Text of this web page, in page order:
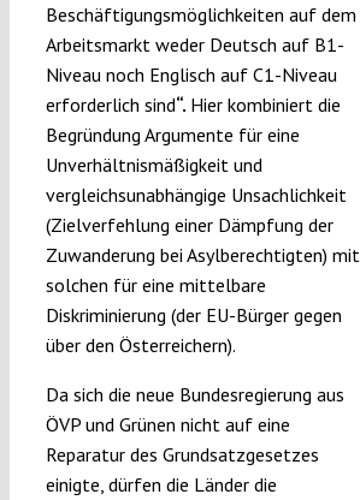
Beschäftigungsmöglichkeiten auf dem
Arbeitsmarkt weder Deutsch auf B1-
Niveau noch Englisch auf C1-Niveau
erforderlich sind“. Hier kombiniert die
Begründung Argumente für eine
Unverhältnismäßigkeit und
vergleichsunabhängige Unsachlichkeit
(Zielverfehlung einer Dämpfung der
Zuwanderung bei Asylberechtigten) mit
solchen für eine mittelbare
Diskriminierung (der EU-Bürger gegen
über den Österreichern).
Da sich die neue Bundesregierung aus
ÖVP und Grünen nicht auf eine
Reparatur des Grundsatzgesetzes
einigte, dürfen die Länder die